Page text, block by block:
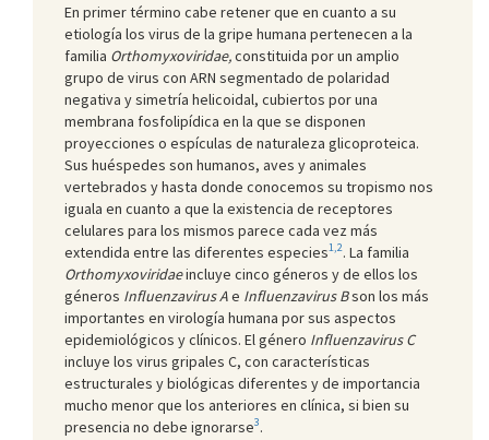
En primer término cabe retener que en cuanto a su
etiología los virus de la gripe humana pertenecen a la
familia Orthomyxoviridae,constituida por un amplio
grupo de virus con ARN segmentado de polaridad
negativa y simetría helicoidal, cubiertos por una
membrana fosfolipídica en la que se disponen
proyecciones o espículas de naturaleza glicoproteica.
Sus huéspedes son humanos, aves y animales
vertebrados y hasta donde conocemos su tropismo nos
iguala en cuanto a que la existencia de receptores
celulares para los mismos parece cada vez más
extendida entre las diferentes especies1,2. La familia
Orthomyxoviridaeincluye cinco géneros y de ellos los
géneros Influenzavirus Ae Influenzavirus Bson los más
importantes en virología humana por sus aspectos
epidemiológicos y clínicos. El género Influenzavirus C
incluye los virus gripales C, con características
estructurales y biológicas diferentes y de importancia
mucho menor que los anteriores en clínica, si bien su
presencia no debe ignorarse3.